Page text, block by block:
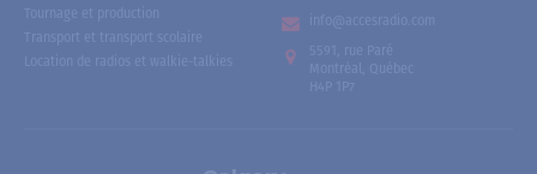
Tournage et production
Transport et transport scolaire
Location de radios et walkie-talkies
info@accesradio.com
5591, rue Paré
Montréal, Québec
H4P 1P7